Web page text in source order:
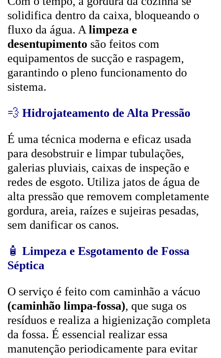
solidifica dentro da caixa, bloqueando o
fluxo da água. A limpeza e
desentupimento são feitos com
equipamentos de sucção e raspagem,
garantindo o pleno funcionamento do
sistema.
💨 Hidrojateamento de Alta Pressão
É uma técnica moderna e eficaz usada
para desobstruir e limpar tubulações,
galerias pluviais, caixas de inspeção e
redes de esgoto. Utiliza jatos de água de
alta pressão que removem completamente
gordura, areia, raízes e sujeiras pesadas,
sem danificar os canos.
🧴 Limpeza e Esgotamento de Fossa
Séptica
O serviço é feito com caminhão a vácuo
(caminhão limpa-fossa), que suga os
resíduos e realiza a higienização completa
da fossa. É essencial realizar essa
manutenção periodicamente para evitar